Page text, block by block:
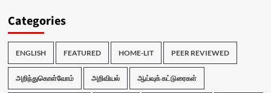
Categories
ENGLISH FEATURED HOME-LIT PEER REVIEWED
அறிந்துகொள்வோம் அறிவியல் ஆய்வுக் கட்டுரைகள்